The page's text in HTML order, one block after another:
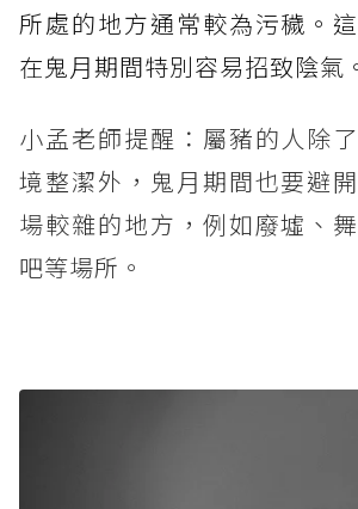
所處的地方通常較為污穢。
在鬼月期間特別容易招致陰氣
小孟老師提醒：屬豬的人除
境整潔外，鬼月期間也要避
場較雜的地方，例如廢墟、
吧等場所。